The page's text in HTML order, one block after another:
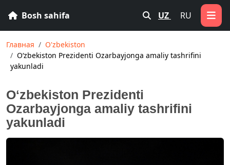
Bosh sahifa UZ RU
Главная
O'zbekiston
Oʻzbekiston Prezidenti Ozarbayjonga amaliy tashrifini
yakunladi
Oʻzbekiston Prezidenti
Ozarbayjonga amaliy tashrifini
yakunladi